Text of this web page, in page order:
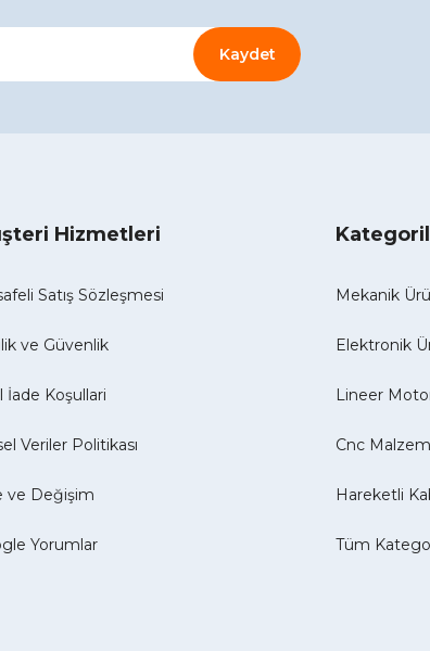
Kaydet
Hizmetleri
Satış Sözleşmesi
ve Güvenlik
İade Koşullari
Veriler Politikası
ve Değişim
Yorumlar
Mekanik
Elektronik
Lineer
Cnc
Hareketli
Tüm